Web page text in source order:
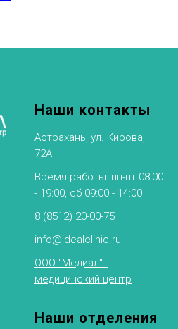
Наши контакты
Астрахань, ул. Кирова,
72А
Время работы: пн-пт 08:00
- 19:00, сб 09:00 - 14:00
8 (8512) 20-00-75
info@idealclinic.ru
ООО "Медиал" -
медицинский центр
Наши отделения